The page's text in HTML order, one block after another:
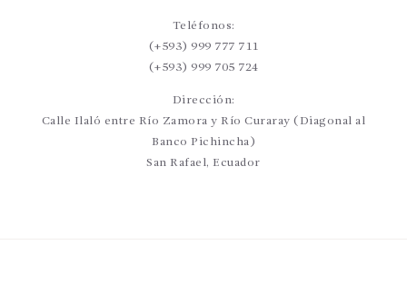
Teléfonos:
(+593) 999 777 711
(+593) 999 705 724
Dirección:
Calle Ilaló entre Río Zamora y Río Curaray (Diagonal al
Banco Pichincha)
San Rafael, Ecuador